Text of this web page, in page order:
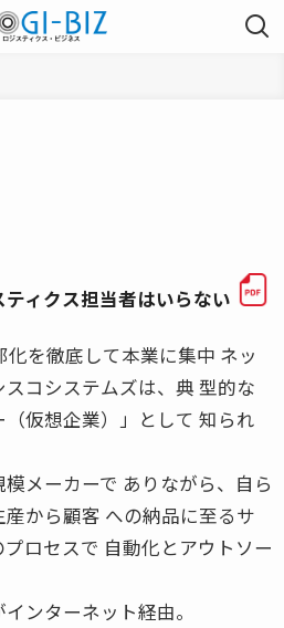
ィクス担当者はいらない
化を徹底して本業に集中 ネッ
コシステムズは、典 型的な
（仮想企業）」として 知られ
メーカーで ありながら、自ら
から顧客 への納品に至るサ
ロセスで 自動化とアウトソー
ンターネット経由。